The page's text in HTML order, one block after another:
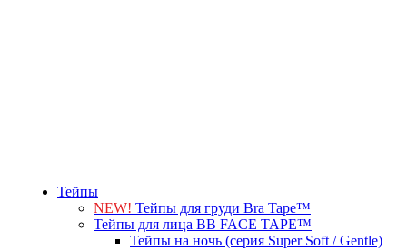
Тейпы
NEW! Тейпы для груди Bra Tape™
Тейпы для лица BB FACE TAPE™
Тейпы на ночь (серия Super Soft / Gentle)